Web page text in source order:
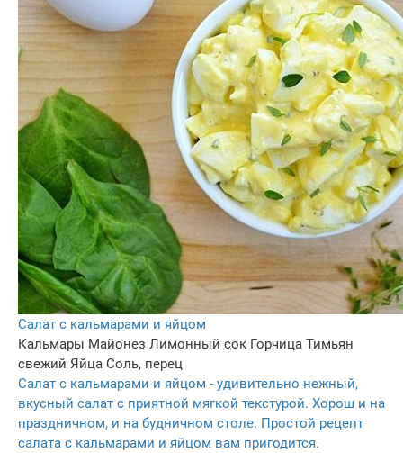
Салат с кальмарами и яйцом
Кальмары Майонез Лимонный сок Горчица Тимьян
свежий Яйца Соль, перец
Салат с кальмарами и яйцом - удивительно нежный,
вкусный салат с приятной мягкой текстурой. Хорош и на
праздничном, и на будничном столе. Простой рецепт
салата с кальмарами и яйцом вам пригодится.